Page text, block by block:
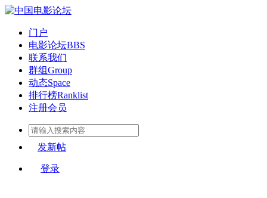
门户
电影论坛BBS
联系我们
群组Group
动态Space
排行榜Ranklist
注册会员
发新帖
登录